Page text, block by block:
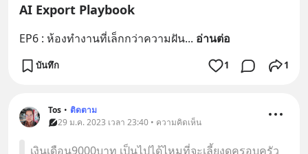
AI Export Playbook
EP6 : ห้องทำงานที่เล็กกว่าความฝัน... อ่านต่อ
บันทึก 1 1
Tos • ติดตาม
29 ม.ค. 2023 เวลา 23:40 • ความคิดเห็น
เงินเดือน9000บาท เป็นไปได้ไหมที่จะเลี้ยงดูครอบครัว